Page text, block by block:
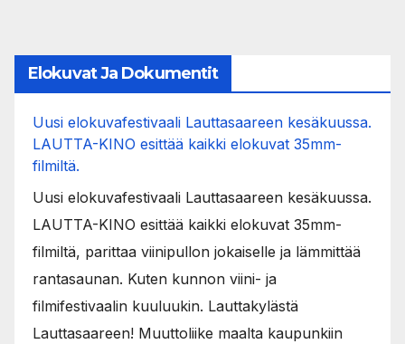
Elokuvat Ja Dokumentit
Uusi elokuvafestivaali Lauttasaareen kesäkuussa.
LAUTTA-KINO esittää kaikki elokuvat 35mm-
filmiltä.
Uusi elokuvafestivaali Lauttasaareen kesäkuussa.
LAUTTA-KINO esittää kaikki elokuvat 35mm-
filmiltä, parittaa viinipullon jokaiselle ja lämmittää
rantasaunan. Kuten kunnon viini- ja
filmifestivaalin kuuluukin. Lauttakylästä
Lauttasaareen! Muuttoliike maalta kaupunkiin